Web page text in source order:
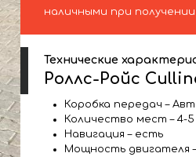
наличными при
Технические
Роллс-Ройс
Коробка передач –
Количество мест – 4-5
Навигация – есть
Мощность двигателя –